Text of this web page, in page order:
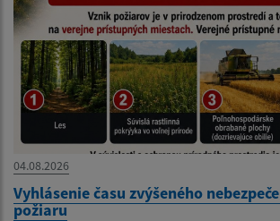
04.08.2026
Vyhlásenie času zvýšeného
požiaru